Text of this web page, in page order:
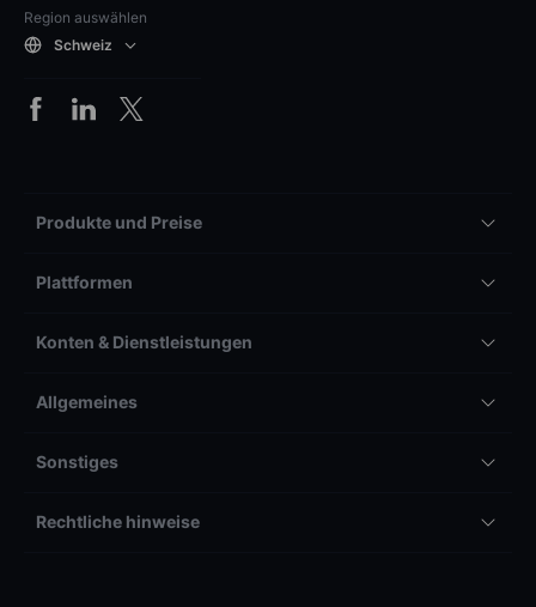
Region auswählen
Schweiz
Produkte und Preise
Plattformen
Konten & Dienstleistungen
Allgemeines
Sonstiges
Rechtliche hinweise